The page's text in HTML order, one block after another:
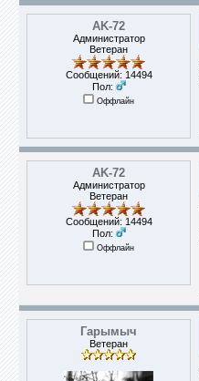
AK-72
Администратор
Ветеран
Сообщений: 14494
Пол:
Оффлайн
AK-72
Администратор
Ветеран
Сообщений: 14494
Пол:
Оффлайн
Гарымыч
Ветеран